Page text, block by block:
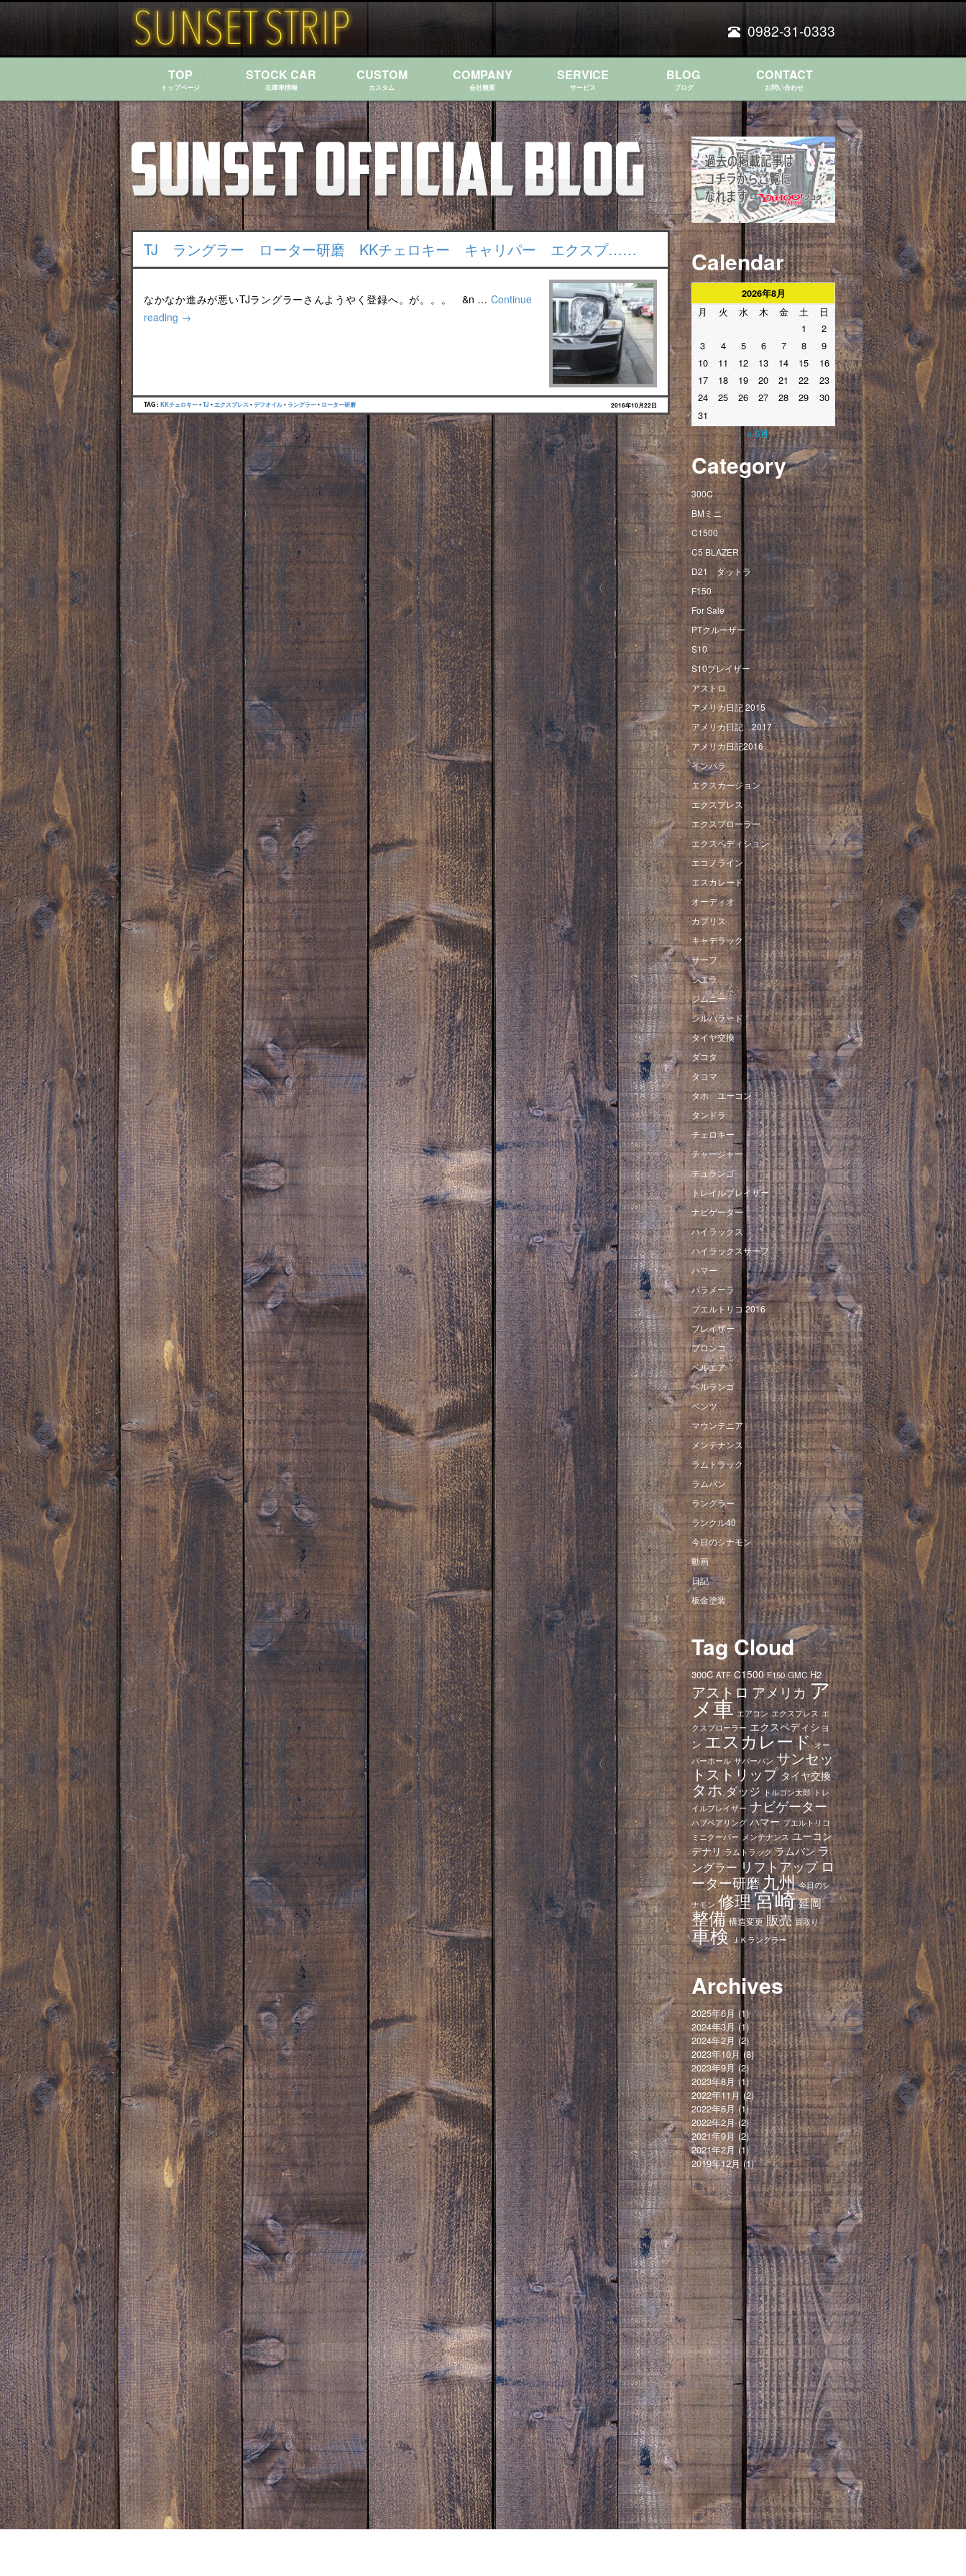
0982-31-0333
TOP
トップページ
STOCK CAR
在庫車情報
CUSTOM
カスタム
COMPANY
会社概要
SERVICE
サービス
BLOG
ブログ
CONTACT
お問い合わせ
TJ ラングラー ローター研磨 KKチェロキー キャリパー エクスプ……
なかなか進みが悪いTJラングラーさんようやく登録へ。が。。。 &n … Continue
reading →
TAG : KKチェロキー•TJ •エクスプレス•デフオイル• ラングラー• ローター研磨 2016年10月22日
Calendar
2026年8月
月 火 水 木 金 土
日
1
2
3
4 5 6 7 8
9
10
11 12 13 14 15
16
17
18 19 20 21 22
23
24
25 26 27 28 29
30
31
« 6月
Category
300C
BMミニ
C1500
C5 BLAZER
D21 ダットラ
F150
For Sale
PTクルーザー
S10
S10ブレイザー
アストロ
アメリカ日記 2015
アメリカ日記 2017
アメリカ日記2016
インパラ
エクスカージョン
エクスプレス
エクスプローラー
エクスペディション
エコノライン
エスカレード
オーディオ
カプリス
キャデラック
サーフ
シエラ
ジムニー
シルバラード
タイヤ交換
ダコタ
タコマ
タホ ユーコン
タンドラ
チェロキー
チャージャー
デュランゴ
トレイルブレイザー
ナビゲーター
ハイラックス
ハイラックスサーフ
ハマー
パラメーラ
プエルトリコ 2016
ブレイザー
ブロンコ
ベルエア
ベルランゴ
ベンツ
マウンテニア
メンテナンス
ラムトラック
ラムバン
ラングラー
ランクル40
今日のシナモン
動画
日記
板金塗装
Tag Cloud
300C ATF C1500 F150 GMC H2
アストロアメリカア
メ車 エアコン エクスプレス エ
クスプローラー エクスペディショ
ン エスカレード オー
バーホール サバーバン サンセッ
トストリップ タイヤ交換
タホダッジ トルコン太郎 トレ
イルブレイザー ナビゲーター
ハブベアリング ハマー プエルトリコ
ミニクーパー メンテナンス ユーコン
デナリ ラムトラック ラムバン ラ
ングラー リフトアップロ
ーター研磨九州 今日のシ
ナモン 修理宮崎延岡
整備 構造変更 販売 買取り
車検 ＪＫラングラー
Archives
2025年6月(1)
2024年3月(1)
2024年2月 (2)
2023年10月 (8)
2023年9月(2)
2023年8月(1)
2022年11月(2)
2022年6月(1)
2022年2月(2)
2021年9月(2)
2021年2月(1)
2019年12月(1)